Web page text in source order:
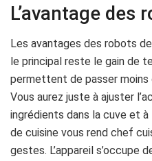
L’avantage des
Les avantages des robots
le principal reste le gain de
permettent de passer moins
Vous aurez juste à ajuster
ingrédients dans la cuve et
de cuisine vous rend chef
gestes. L’appareil